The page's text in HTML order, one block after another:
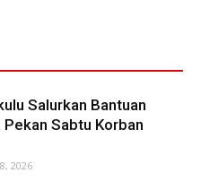
Salurkan Bantuan
Sabtu Korban
2026